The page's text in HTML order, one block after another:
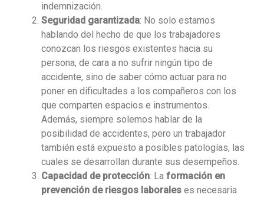
indemnización.
Seguridad garantizada: No solo estamos
hablando del hecho de que los trabajadores
conozcan los riesgos existentes hacia su
persona, de cara a no sufrir ningún tipo de
accidente, sino de saber cómo actuar para no
poner en dificultades a los compañeros con los
que comparten espacios e instrumentos.
Además, siempre solemos hablar de la
posibilidad de accidentes, pero un trabajador
también está expuesto a posibles patologías, las
cuales se desarrollan durante sus desempeños.
Capacidad de protección: La formación en
prevención de riesgos laborales es necesaria